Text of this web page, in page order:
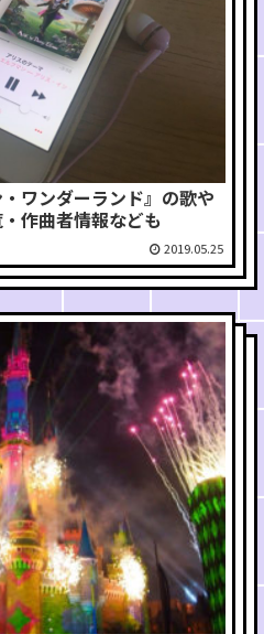
ワンダーランド』の歌や
作曲者情報なども
2019.05.25